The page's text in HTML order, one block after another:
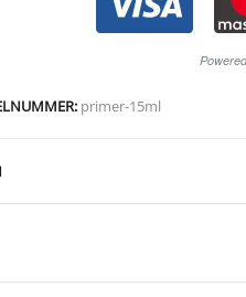
primer-15ml